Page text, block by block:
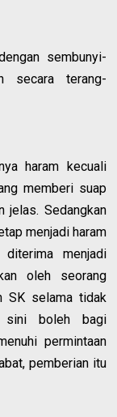
sembunyi-
secara terang-
memberi suap
diterima menjadi
oleh seorang
SK selama tidak
sini boleh bagi
permintaan
pemberian itu